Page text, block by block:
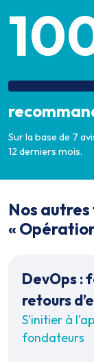
Sur la base de 7
12 derniers mois.
Nos
«
DevOps :
retours
S'initier à
fondateurs